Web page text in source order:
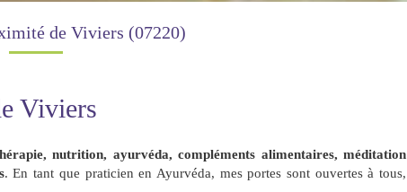
de Viviers (07220)
Viviers
nutrition, ayurvéda, compléments alimentaires, méditation
. En tant que praticien en Ayurvéda, mes portes sont ouvertes à tous,